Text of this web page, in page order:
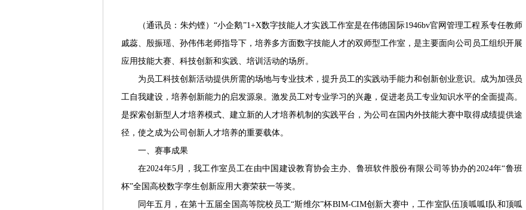
（通讯员：朱灼铿）“小企鹅”1+X数字技能人才实践工作室是在伟德国际1946bv官网管理工程系专任教师
戚蕊、殷振瑶、孙伟伟老师指导下，培养多方面数字技能人才的双师型工作室，是主要面向公司员工组织开展
应用技能大赛、科技创新和实践、培训活动的场所。
为员工科技创新活动提供所需的场地与专业技术，提升员工的实践动手能力和创新创业意识。成为加强员
工自我建设，培养创新能力的启发源泉。激发员工对专业学习的兴趣，促进老员工专业知识水平的全面提高。
是探索创新型人才培养模式、建立新的人才培养机制的实践平台，为公司在国内外技能大赛中取得成绩提供途
径，使之成为公司创新人才培养的重要载体。
一、赛事成果
在2024年5月，我工作室员工在由中国建设教育协会主办、鲁班软件股份有限公司等协办的2024年“鲁班
杯”全国高校数字孪生创新应用大赛荣获一等奖。
同年五月，在第十五届全国高等院校员工“斯维尔”杯BIM-CIM创新大赛中，工作室队伍顶呱呱I队和顶呱